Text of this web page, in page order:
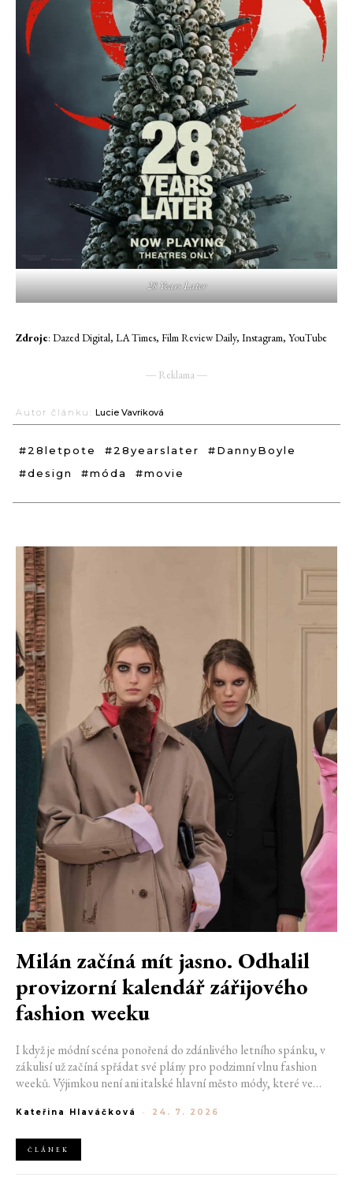
28 Years Later
Zdroje: Dazed Digital, LA Times, Film Review Daily, Instagram, YouTube
― Reklama ―
Autor článku: Lucie Vavriková
#28letpote #28yearslater
#DannyBoyle
#design
#móda #movie
Milán začíná mít jasno. Odhalil
provizorní kalendář zářijového
fashion weeku
I když je módní scéna ponořená do zdánlivého letního spánku, v
zákulisí už začíná spřádat své plány pro podzimní vlnu fashion
weeků. Výjimkou není ani italské hlavní město módy, které ve
22. do 28. září přivítá tradiční jména, pozornost však zaměří
Moschino.
Kateřina Hlaváčková - 24. 7. 2026
ČLÁNEK